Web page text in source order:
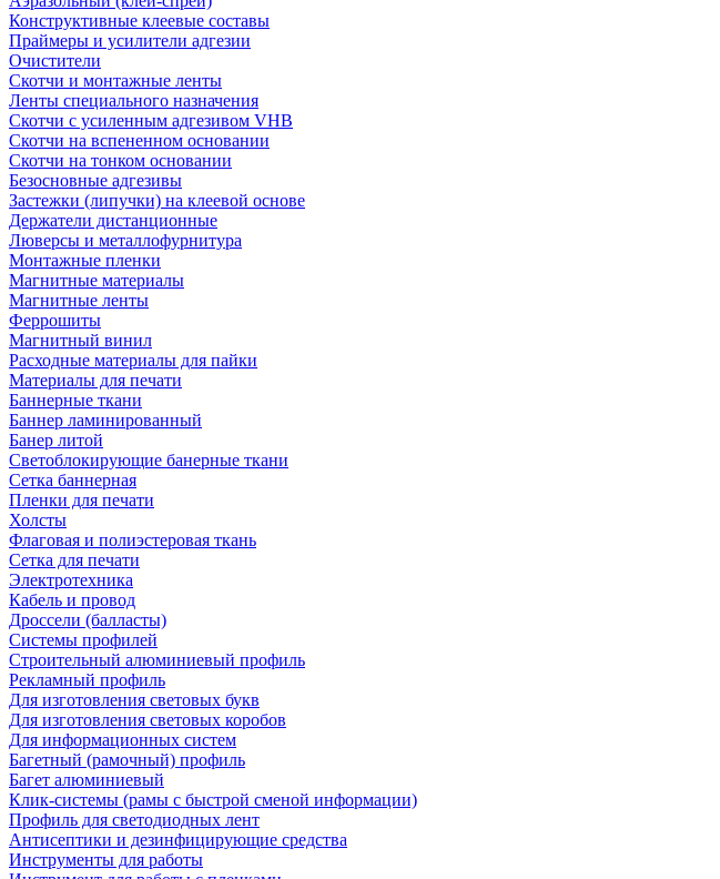
Конструктивные клеевые составы
Праймеры и усилители адгезии
Очистители
Скотчи и монтажные ленты
Ленты специального назначения
Скотчи с усиленным адгезивом VHB
Скотчи на вспененном основании
Скотчи на тонком основании
Безосновные адгезивы
Застежки (липучки) на клеевой основе
Держатели дистанционные
Люверсы и металлофурнитура
Монтажные пленки
Магнитные материалы
Магнитные ленты
Феррошиты
Магнитный винил
Расходные материалы для пайки
Материалы для печати
Баннерные ткани
Баннер ламинированный
Банер литой
Светоблокирующие банерные ткани
Сетка баннерная
Пленки для печати
Холсты
Флаговая и полиэстеровая ткань
Сетка для печати
Электротехника
Кабель и провод
Дроссели (балласты)
Системы профилей
Строительный алюминиевый профиль
Рекламный профиль
Для изготовления световых букв
Для изготовления световых коробов
Для информационных систем
Багетный (рамочный) профиль
Багет алюминиевый
Клик-системы (рамы с быстрой сменой информации)
Профиль для светодиодных лент
Антисептики и дезинфицирующие средства
Инструменты для работы